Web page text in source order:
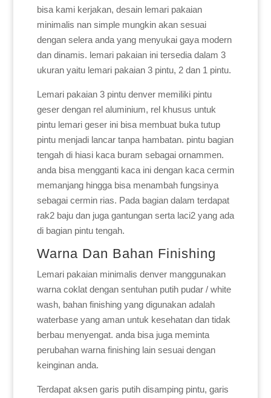
bisa kami kerjakan, desain lemari pakaian
minimalis nan simple mungkin akan sesuai
dengan selera anda yang menyukai gaya modern
dan dinamis. lemari pakaian ini tersedia dalam 3
ukuran yaitu lemari pakaian 3 pintu, 2 dan 1 pintu.
Lemari pakaian 3 pintu denver memiliki pintu
geser dengan rel aluminium, rel khusus untuk
pintu lemari geser ini bisa membuat buka tutup
pintu menjadi lancar tanpa hambatan. pintu bagian
tengah di hiasi kaca buram sebagai ornammen.
anda bisa mengganti kaca ini dengan kaca cermin
memanjang hingga bisa menambah fungsinya
sebagai cermin rias. Pada bagian dalam terdapat
rak2 baju dan juga gantungan serta laci2 yang ada
di bagian pintu tengah.
Warna Dan Bahan Finishing
Lemari pakaian minimalis denver manggunakan
warna coklat dengan sentuhan putih pudar / white
wash, bahan finishing yang digunakan adalah
waterbase yang aman untuk kesehatan dan tidak
berbau menyengat. anda bisa juga meminta
perubahan warna finishing lain sesuai dengan
keinginan anda.
Terdapat aksen garis putih disamping pintu, garis